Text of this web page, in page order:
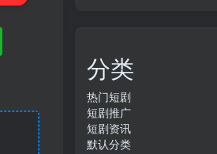
分类
热门短剧
短剧推广
短剧资讯
默认分类